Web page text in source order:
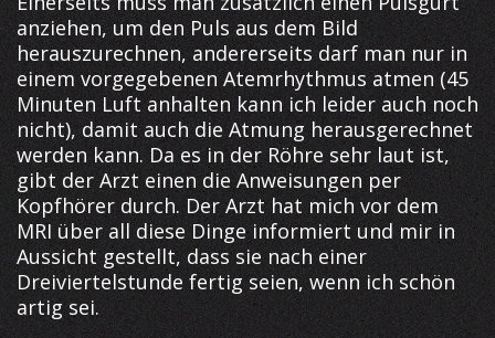
anziehen, um den Puls aus dem Bild
herauszurechnen, andererseits darf man nur in
einem vorgegebenen Atemrhythmus atmen (45
Minuten Luft anhalten kann ich leider auch noch
nicht), damit auch die Atmung herausgerechnet
werden kann. Da es in der Röhre sehr laut ist,
gibt der Arzt einen die Anweisungen per
Kopfhörer durch. Der Arzt hat mich vor dem
MRI über all diese Dinge informiert und mir in
Aussicht gestellt, dass sie nach einer
Dreiviertelstunde fertig seien, wenn ich schön
artig sei.